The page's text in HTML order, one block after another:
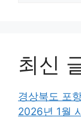
최신
경상북도 포
2026년 1월